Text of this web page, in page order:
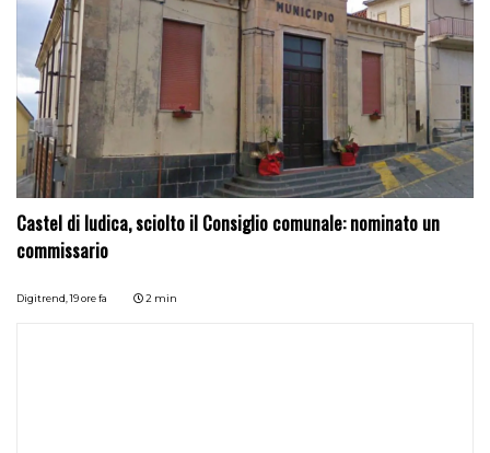
Castel di Iudica, sciolto il Consiglio comunale: nominato un
commissario
Digitrend,19 ore fa 2 min